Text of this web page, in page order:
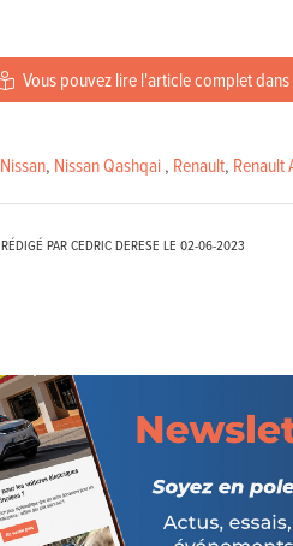
Vous pouvez lire l'article complet
Nissan, Nissan Qashqai, Renault, Renault
RÉDIGÉ PAR CEDRIC DERESE LE 02-06-2023